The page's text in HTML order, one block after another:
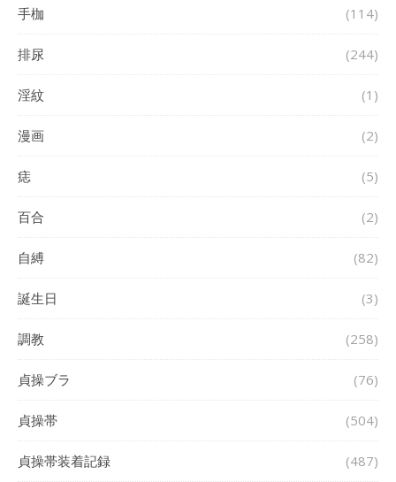
手枷 (114)
排尿 (244)
淫紋 (1)
漫画 (2)
痣 (5)
百合 (2)
自縛 (82)
誕生日 (3)
調教 (258)
貞操ブラ (76)
貞操帯 (504)
貞操帯装着記録 (487)